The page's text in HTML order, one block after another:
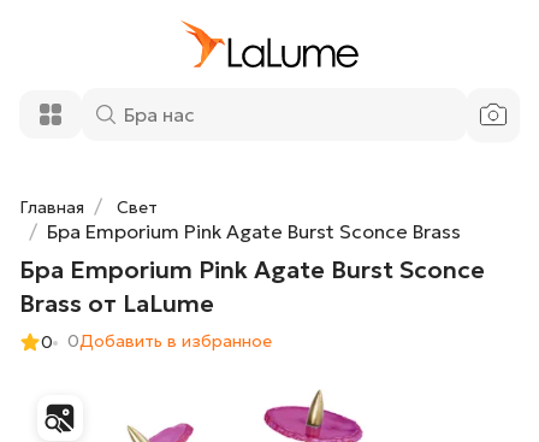
Главная Свет
Бра Emporium Pink Agate Burst Sconce Brass
Бра Emporium Pink Agate Burst Sconce
Brass от LaLume
0 0Добавить в избранное
Brass от LaLume